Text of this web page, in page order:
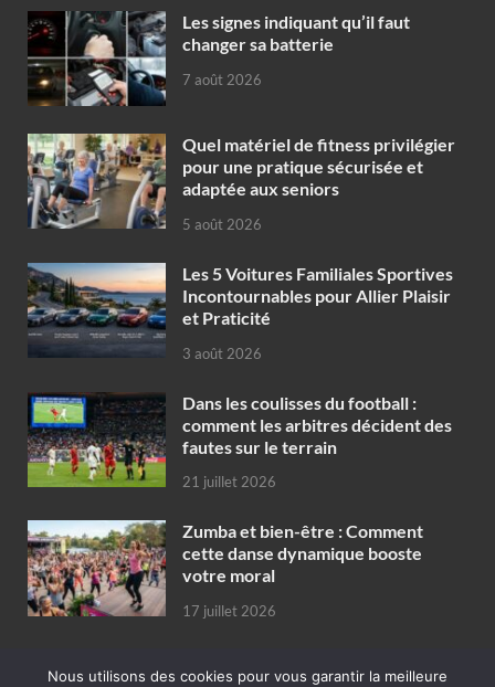
Les signes indiquant qu’il faut
changer sa batterie
7 août 2026
Quel matériel de fitness privilégier
pour une pratique sécurisée et
adaptée aux seniors
5 août 2026
Les 5 Voitures Familiales Sportives
Incontournables pour Allier Plaisir
et Praticité
3 août 2026
Dans les coulisses du football :
comment les arbitres décident des
fautes sur le terrain
21 juillet 2026
Zumba et bien-être : Comment
cette danse dynamique booste
votre moral
17 juillet 2026
Nous utilisons des cookies pour vous garantir la meilleure